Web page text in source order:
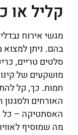
קליל או
מגשי אירוח
בהם. ניתן
סלטים טריים,
מושקעים של
חמות. כך, קל
האורחים ולסגנון
האסתטיקה – כל
מה שמוסיף